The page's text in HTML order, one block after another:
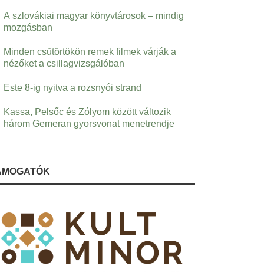
A szlovákiai magyar könyvtárosok – mindig
mozgásban
Minden csütörtökön remek filmek várják a
nézőket a csillagvizsgálóban
Este 8-ig nyitva a rozsnyói strand
Kassa, Pelsőc és Zólyom között változik
három Gemeran gyorsvonat menetrendje